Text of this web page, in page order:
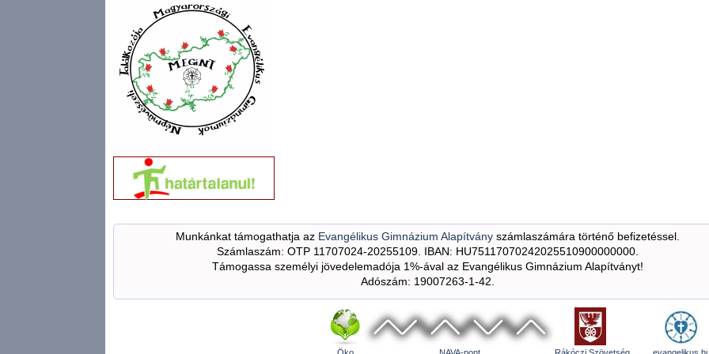
Munkánkat támogathatja az Evangélikus Gimnázium Alapítványszámlaszámára történő befizetéssel.
Számlaszám: OTP 11707024-20255109. IBAN: HU75117070242025510900000000.
Támogassa személyi jövedelemadója 1%-ával az Evangélikus Gimnázium Alapítványt!
Adószám: 19007263-1-42.